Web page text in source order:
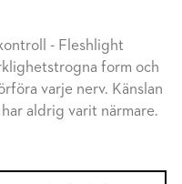
- Fleshlight
form och
varje nerv. Känslan
aldrig varit närmare.